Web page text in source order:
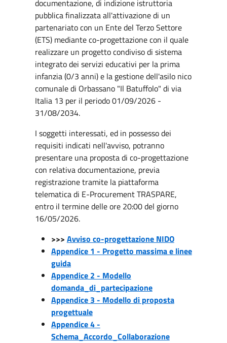
documentazione, di indizione istruttoria
pubblica finalizzata all'attivazione di un
partenariato con un Ente del Terzo Settore
(ETS) mediante co-progettazione con il quale
realizzare un progetto condiviso di sistema
integrato dei servizi educativi per la prima
infanzia (0/3 anni) e la gestione dell'asilo nico
comunale di Orbassano "Il Batuffolo" di via
Italia 13 per il periodo 01/09/2026 -
31/08/2034.
I soggetti interessati, ed in possesso dei
requisiti indicati nell'avviso, potranno
presentare una proposta di co-progettazione
con relativa documentazione, previa
registrazione tramite la piattaforma
telematica di E-Procurement TRASPARE,
entro il termine delle ore 20:00 del giorno
16/05/2026.
>>> Avviso co-progettazione NIDO
Appendice 1 - Progetto massima e linee
guida
Appendice 2 - Modello
domanda_di_partecipazione
Appendice 3 - Modello di proposta
progettuale
Appendice 4 -
Schema_Accordo_Collaborazione